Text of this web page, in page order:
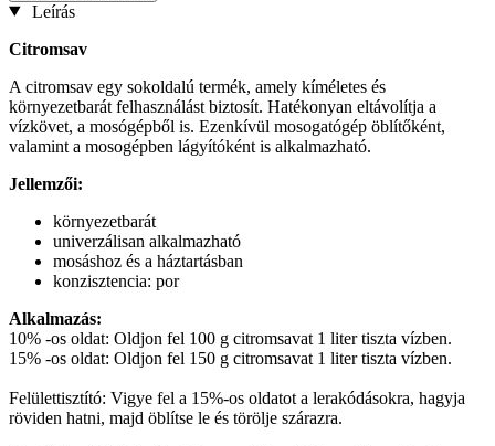
Leírás
Citromsav
A citromsav egy sokoldalú termék, amely kíméletes és
környezetbarát felhasználást biztosít. Hatékonyan eltávolítja a
vízkövet, a mosógépből is. Ezenkívül mosogatógép öblítőként,
valamint a mosogépben lágyítóként is alkalmazható.
Jellemzői:
környezetbarát
univerzálisan alkalmazható
mosáshoz és a háztartásban
konzisztencia: por
Alkalmazás:
10% -os oldat: Oldjon fel 100 g citromsavat 1 liter tiszta vízben.
15% -os oldat: Oldjon fel 150 g citromsavat 1 liter tiszta vízben.
Felülettisztító: Vigye fel a 15%-os oldatot a lerakódásokra, hagyja
röviden hatni, majd öblítse le és törölje szárazra.